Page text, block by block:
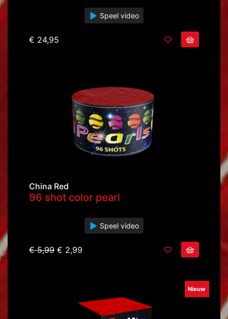
Speel video
€ 24,95
China Red
96 shot color pearl
Speel video
€ 5,99 € 2,99
Nieuw